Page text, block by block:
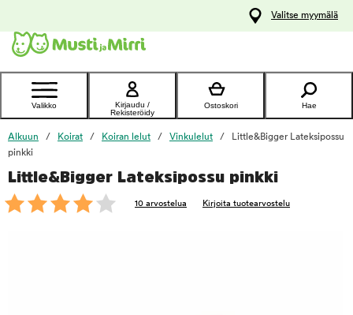
Ota yhteyttä
asiakaspalveluun
Valitse myymälä
Valikko
Kirjaudu /
Rekisteröidy
Ostoskori Hae
Alkuun Koirat Koiran lelut Vinkulelut
Little&Bigger Lateksipossu
pinkki
Little&Bigger Lateksipossu pinkki
10 arvostelua Kirjoita tuotearvostelu
foo